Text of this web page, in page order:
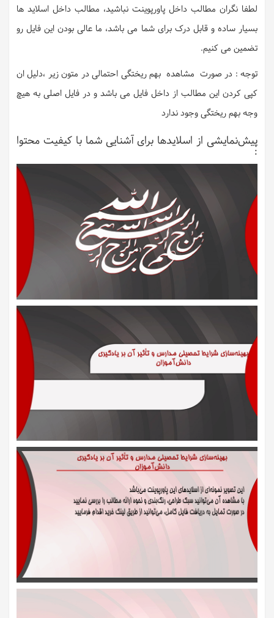
لطفا نگران مطالب داخل پاورپوینت نباشید، مطالب داخل اسلاید ها
بسیار ساده و قابل درک برای شما می باشد، ما عالی بودن این فایل رو
تضمین می کنیم.
توجه : در صورت مشاهده بهم ریختگی احتمالی در متون زیر ،دلیل ان
کپی کردن این مطالب از داخل فایل می باشد و در فایل اصلی به هیچ
وجه بهم ریختگی وجود ندارد
پیش‌نمایشی از اسلایدها برای آشنایی شما با کیفیت محتوا
: